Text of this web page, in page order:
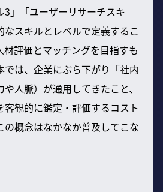
3」「ユーザーリサーチスキ
なスキルとレベルで定義するこ
材評価とマッチングを目指すも
では、企業にぶら下がり「社内
人脈）が通用してきたこと、
客観的に鑑定・評価するコスト
の概念はなかなか普及してこな